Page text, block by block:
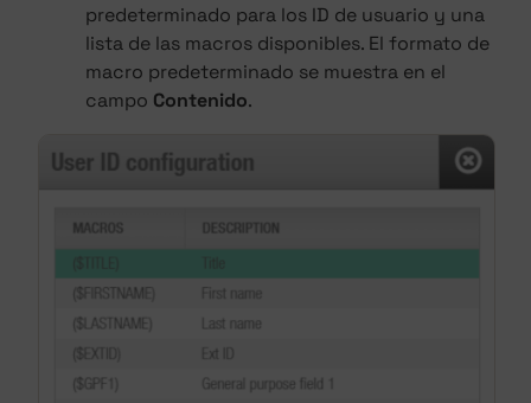
predeterminado para los ID de usuario y una
lista de las macros disponibles. El formato de
macro predeterminado se muestra en el
campo Contenido.